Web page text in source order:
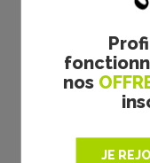
nos
JE